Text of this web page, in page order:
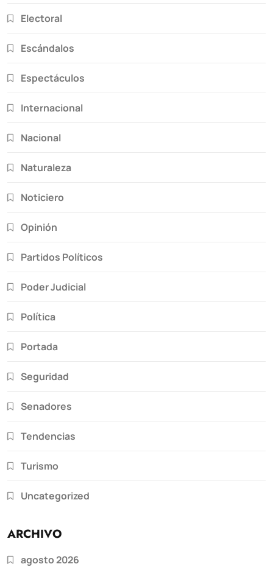
Electoral
Escándalos
Espectáculos
Internacional
Nacional
Naturaleza
Noticiero
Opinión
Partidos Políticos
Poder Judicial
Política
Portada
Seguridad
Senadores
Tendencias
Turismo
Uncategorized
ARCHIVO
agosto 2026